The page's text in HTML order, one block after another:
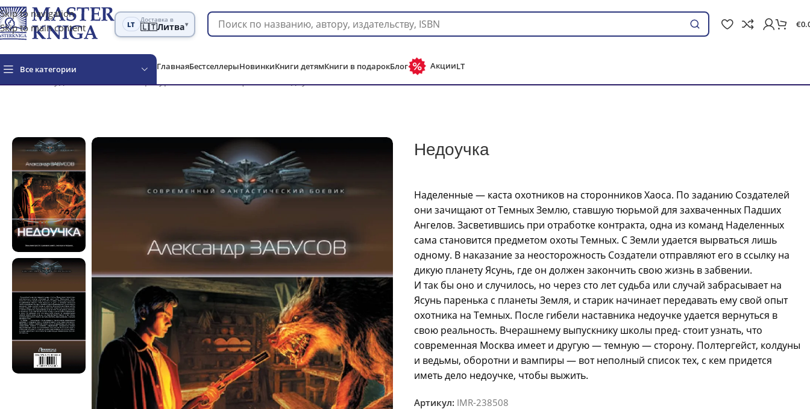
Skip to navigation
Skip to main content
LT
Доставка в
🇱🇹Литва▾
Поиск
€
Все категории ГлавнаяБестселлерыНовинкиКниги детямКниги в подарокБлог АкцииLT
Недоучка
Наделенные — каста охотников на сторонников Хаоса. По заданию Создателей
они зачищают от Темных Землю, ставшую тюрьмой для захваченных Падших
Ангелов. Засветившись при отработке контракта, одна из команд Наделенных
сама становится предметом охоты Темных. С Земли удается вырваться лишь
одному. В наказание за неосторожность Создатели отправляют его в ссылку на
дикую планету Ясунь, где он должен закончить свою жизнь в забвении.
И так бы оно и случилось, но через сто лет судьба или случай забрасывает на
Ясунь паренька с планеты Земля, и старик начинает передавать ему свой опыт
охотника на Темных. После гибели наставника недоучке удается вернуться в
свою реальность. Вчерашнему выпускнику школы пред- стоит узнать, что
современная Москва имеет и другую — темную — сторону. Полтергейст, колдуны
и ведьмы, оборотни и вампиры — вот неполный список тех, с кем придется
иметь дело недоучке, чтобы выжить.
Артикул: IMR-238508